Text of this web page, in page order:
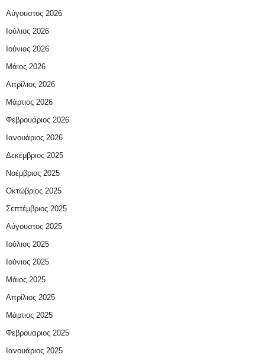
Αύγουστος 2026
Ιούλιος 2026
Ιούνιος 2026
Μάιος 2026
Απρίλιος 2026
Μάρτιος 2026
Φεβρουάριος 2026
Ιανουάριος 2026
Δεκέμβριος 2025
Νοέμβριος 2025
Οκτώβριος 2025
Σεπτέμβριος 2025
Αύγουστος 2025
Ιούλιος 2025
Ιούνιος 2025
Μάιος 2025
Απρίλιος 2025
Μάρτιος 2025
Φεβρουάριος 2025
Ιανουάριος 2025